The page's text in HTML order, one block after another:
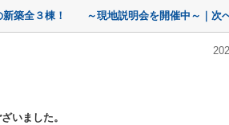
新築全３棟！ ～現地説明会を開催中～｜次
いました。